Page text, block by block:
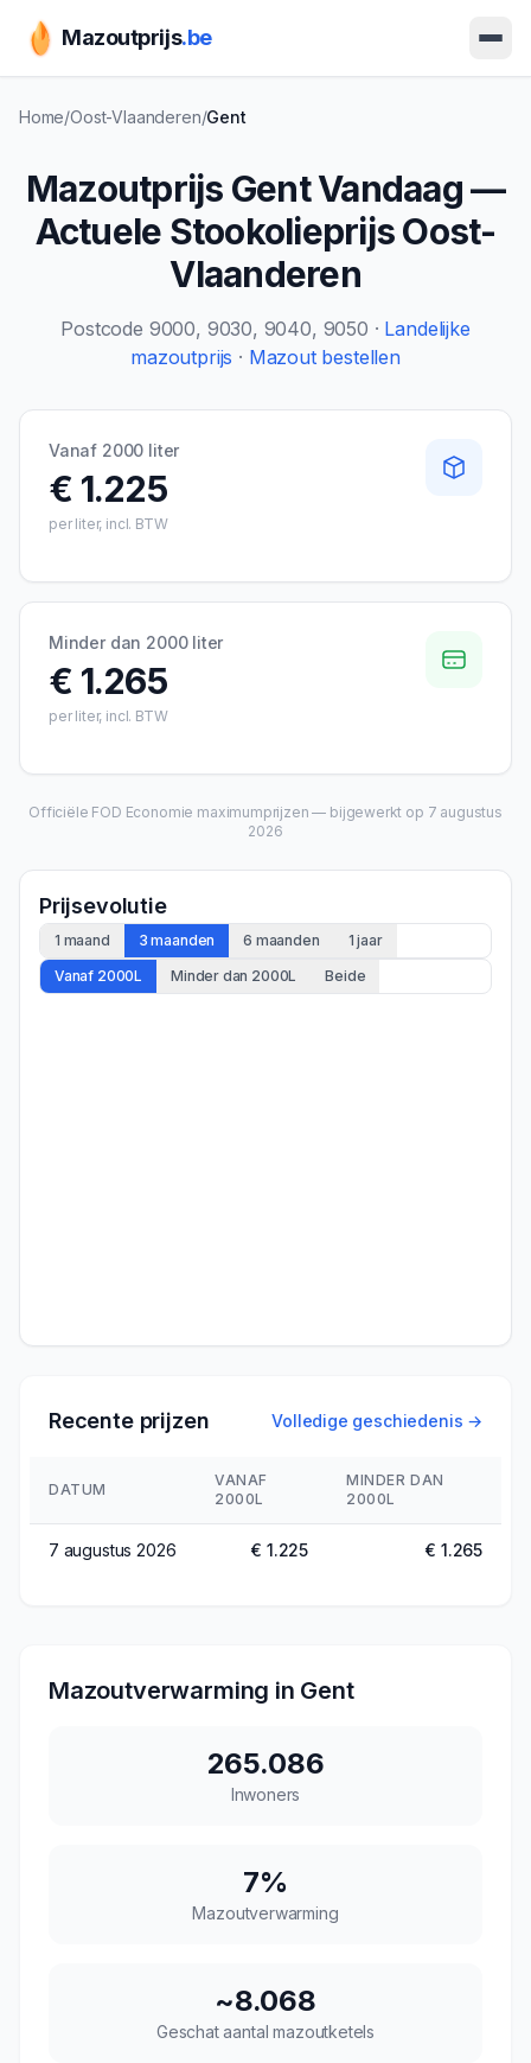
Mazoutprijs.be
Home/Oost-Vlaanderen/Gent
Mazoutprijs GentVandaag —
Actuele StookolieprijsOost-
Vlaanderen
Postcode 9000, 9030, 9040, 9050 · Landelijke
mazoutprijs · Mazout bestellen
Vanaf 2000 liter
€ 1.225
per liter, incl. BTW
Minder dan 2000 liter
€ 1.265
per liter, incl. BTW
Officiële FOD Economie maximumprijzen — bijgewerkt op 7 augustus
2026
Prijsevolutie
1 maand 3 maanden 6 maanden
1 jaar
Vanaf 2000L
Minder dan 2000L Beide
Recente prijzen Volledige geschiedenis →
DATUM
VANAF
2000L
MINDER DAN
2000L
7 augustus 2026 € 1.225 € 1.265
Mazoutverwarming in Gent
265.086
Inwoners
7%
Mazoutverwarming
~8.068
Geschat aantal mazoutketels